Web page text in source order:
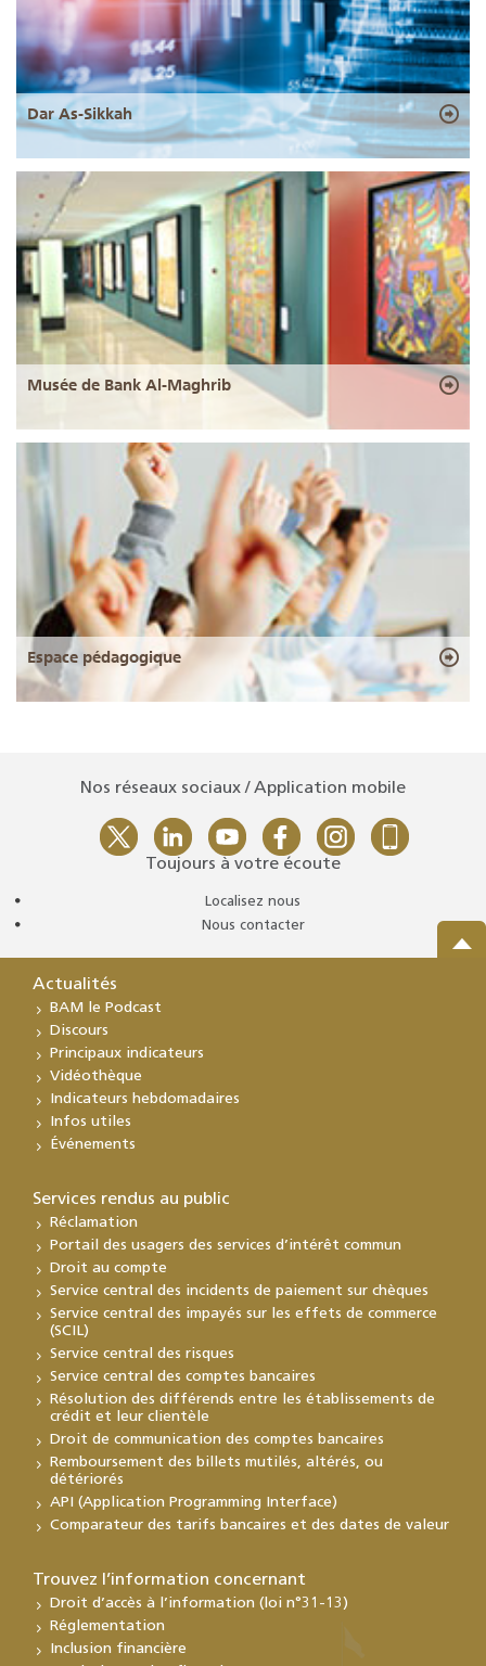
Dar As-Sikkah
Musée de Bank Al-Maghrib
Espace pédagogique
Nos réseaux sociaux / Application mobile
Toujours à votre écoute
Localisez nous
Nous contacter
Actualités
BAM le Podcast
Discours
Principaux indicateurs
Vidéothèque
Indicateurs hebdomadaires
Infos utiles
Événements
Services rendus au public
Réclamation
Portail des usagers des services d’intérêt commun
Droit au compte
Service central des incidents de paiement sur chèques
Service central des impayés sur les effets de commerce
(SCIL)
Service central des risques
Service central des comptes bancaires
Résolution des différends entre les établissements de
crédit et leur clientèle
Droit de communication des comptes bancaires
Remboursement des billets mutilés, altérés, ou
détériorés
API (Application Programming Interface)
Comparateur des tarifs bancaires et des dates de valeur
Trouvez l’information concernant
Droit d’accès à l’information (loi n°31-13)
Réglementation
Inclusion financière